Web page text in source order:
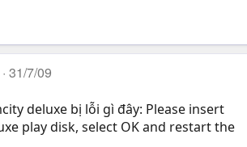
31/7/09
deluxe bị lỗi gì đây: Please insert
play disk, select OK and restart the